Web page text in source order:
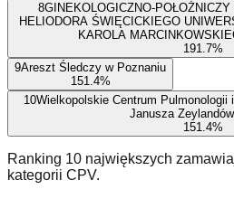
8GINEKOLOGICZNO-
HELIODORA ŚWIĘCICKIEGO
KAROLA
191.7%
9Areszt Śledczy w Poznaniu
151.4%
10Wielkopolskie Centrum Pulmonologii
Janusza
151.4%
Ranking 10 największych
kategorii CPV.